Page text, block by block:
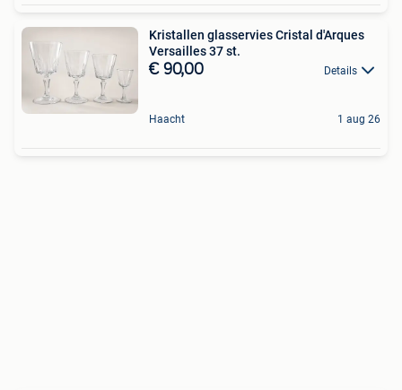
Kristallen glasservies Cristal d'Arques
Versailles 37 st.
€ 90,00 Details
Haacht 1 aug 26